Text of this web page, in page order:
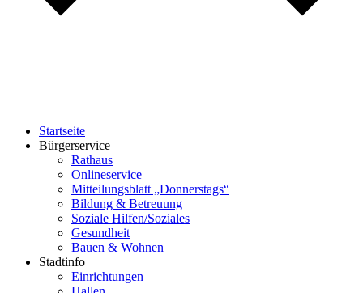
Startseite
Bürgerservice
Rathaus
Onlineservice
Mitteilungsblatt „Donnerstags“
Bildung & Betreuung
Soziale Hilfen/Soziales
Gesundheit
Bauen & Wohnen
Stadtinfo
Einrichtungen